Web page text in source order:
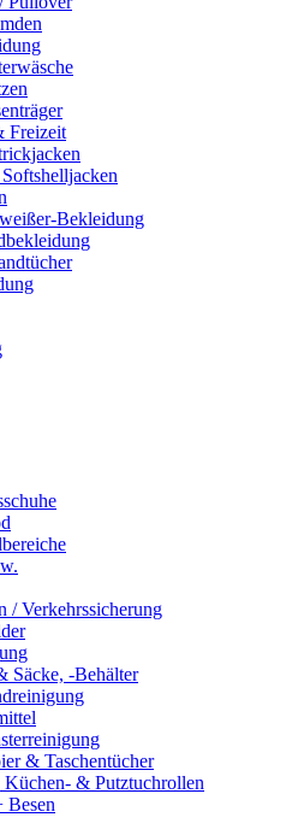
Freizeit
Bekleidung
/ Verkehrssicherung
Säcke, -Behälter
& Taschentücher
Küchen- & Putztuchrollen
Besen